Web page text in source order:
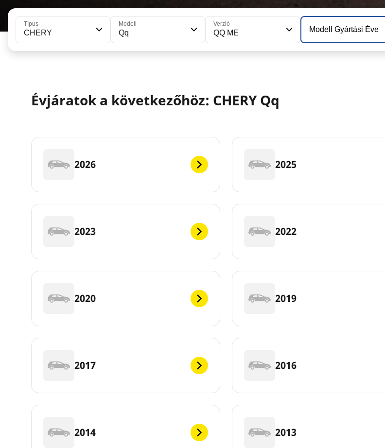
Típus
CHERY
Modell
Qq
Verzió
QQ ME Modell Gyártási Éve
Évjáratok a következőhöz: CHERY Qq
2026 2025
2023 2022
2020 2019
2017 2016
2014 2013